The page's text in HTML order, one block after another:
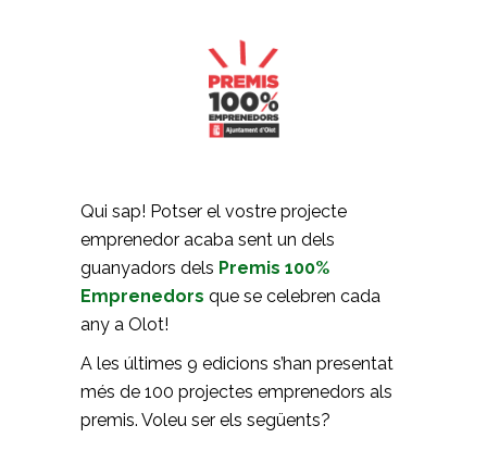
Qui sap! Potser el vostre projecte
emprenedor acaba sent un dels
guanyadors dels Premis 100%
Emprenedors que se celebren cada
any a Olot!
A les últimes 9 edicions s’han presentat
més de 100 projectes emprenedors als
premis. Voleu ser els següents?